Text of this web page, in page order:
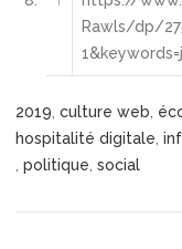
Rawls/dp/
2019, culture web,
hospitalité digitale,
, politique, social